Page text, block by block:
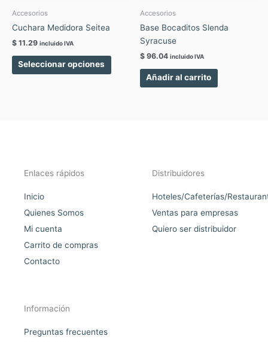
Accesorios
Cuchara Medidora Seitea
$ 11.29 incluido IVA
Seleccionar opciones
producto
Accesorios
Base Bocaditos Slenda
Syracuse
$ 96.04 incluido IVA
Añadir al carrito
Enlaces rápidos
Inicio
Quienes Somos
Mi cuenta
Carrito de compras
Contacto
Distribuidores
Hoteles/Cafeterías/
Ventas para empresas
Quiero ser distribuidor
Información
Preguntas frecuentes